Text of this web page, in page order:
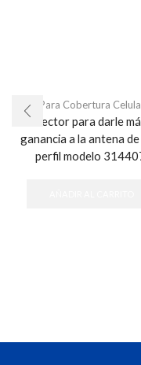
Para Cobertura
Reflector para darle
ganancia a la antena
perfil modelo